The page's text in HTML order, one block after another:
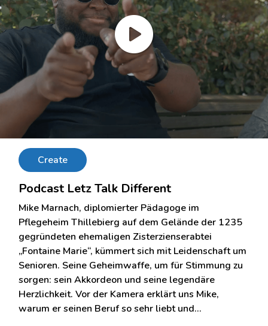
Create
Podcast Letz Talk Different
Mike Marnach, diplomierter Pädagoge im
Pflegeheim Thillebierg auf dem Gelände der 1235
gegründeten ehemaligen Zisterzienserabtei
„Fontaine Marie“, kümmert sich mit Leidenschaft um
Senioren. Seine Geheimwaffe, um für Stimmung zu
sorgen: sein Akkordeon und seine legendäre
Herzlichkeit. Vor der Kamera erklärt uns Mike,
warum er seinen Beruf so sehr liebt und…